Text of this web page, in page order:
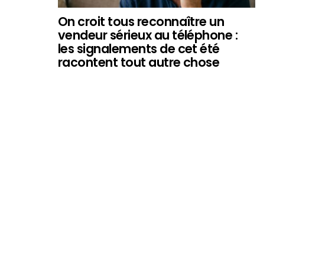
On croit tous reconnaître un
vendeur sérieux au téléphone :
les signalements de cet été
racontent tout autre chose